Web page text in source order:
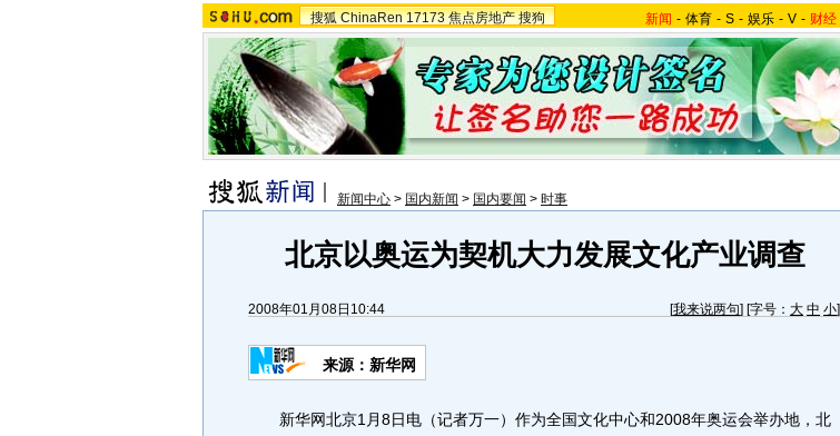
搜狐 ChinaRen 17173 焦点房地产 搜狗 新闻 - 体育 - S - 娱乐 - V - 财经
新闻中心 > 国内新闻 > 国内要闻 > 时事
北京以奥运为契机大力发展文化产业调查
2008年01月08日10:44 [我来说两句] [字号： 大 中 小]
来源：新华网
新华网北京1月8日电（记者万一）作为全国文化中心和2008年奥运会举办地，北